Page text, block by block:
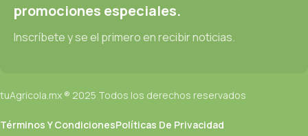
promociones especiales.
Inscríbete y se el primero en recibir noticias.
tuAgricola.mx ® 2025 Todos los derechos reservados
Términos Y CondicionesPolíticas De Privacidad